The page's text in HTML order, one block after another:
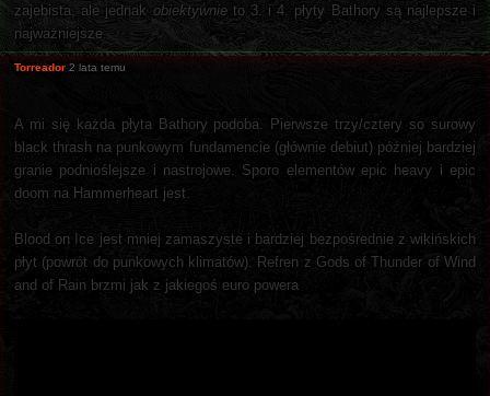
zajebista, ale jednak obiektywnieto 3. i 4. płyty Bathory są najlepsze i
najważniejsze.
Torreador 2 lata temu
A mi się każda płyta Bathory podoba. Pierwsze trzy/cztery so surowy
black thrash na punkowym fundamencie (głównie debiut) później bardziej
granie podnioślejsze i nastrojowe. Sporo elementów epic heavy i epic
doom na Hammerheart jest.
Blood on Ice jest mniej zamaszyste i bardziej bezpośrednie z wikińskich
płyt (powrót do punkowych klimatów). Refren z Gods of Thunder of Wind
and of Rain brzmi jak z jakiegoś euro powera